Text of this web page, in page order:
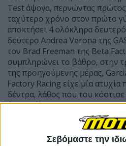
Σεβόμαστε την
Test άψογα, περνώντας
ταχύτερο χρόνο στον πρώτο
αποκτήσει 4 ολόκληρα
δεύτερο Andrea Verona της
τον Brad Freeman της Beta
συμπληρώνει το βάθρο, στην
της προηγούμενης μέρας,
Factory Racing είχε μία
δέντρα, λάθος που του
δευτερόλεπτα.